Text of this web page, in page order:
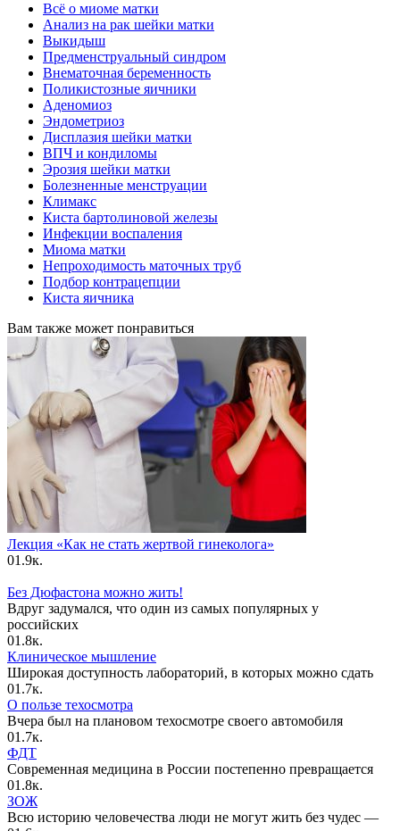
Всё о миоме матки
Анализ на рак шейки матки
Выкидыш
Предменструальный синдром
Внематочная беременность
Поликистозные яичники
Аденомиоз
Эндометриоз
Дисплазия шейки матки
ВПЧ и кондиломы
Эрозия шейки матки
Болезненные менструации
Климакс
Киста бартолиновой железы
Инфекции воспаления
Миома матки
Непроходимость маточных труб
Подбор контрацепции
Киста яичника
Вам также может понравиться
Лекция «Как не стать жертвой гинеколога»
01.9к.
Без Дюфастона можно жить!
Вдруг задумался, что один из самых популярных у
российских
01.8к.
Клиническое мышление
Широкая доступность лабораторий, в которых можно сдать
01.7к.
О пользе техосмотра
Вчера был на плановом техосмотре своего автомобиля
01.7к.
ФДТ
Современная медицина в России постепенно превращается
01.8к.
ЗОЖ
Всю историю человечества люди не могут жить без чудес —